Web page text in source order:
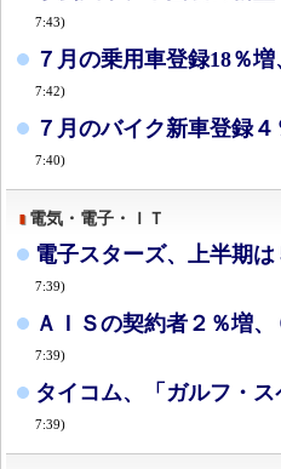
7:43)
７月の乗用車登録18％
7:42)
７月のバイク新車登録
7:40)
電気・電子・ＩＴ
電子スターズ、上半期
7:39)
ＡＩＳの契約者２％増
7:39)
タイコム、「ガルフ・
7:39)